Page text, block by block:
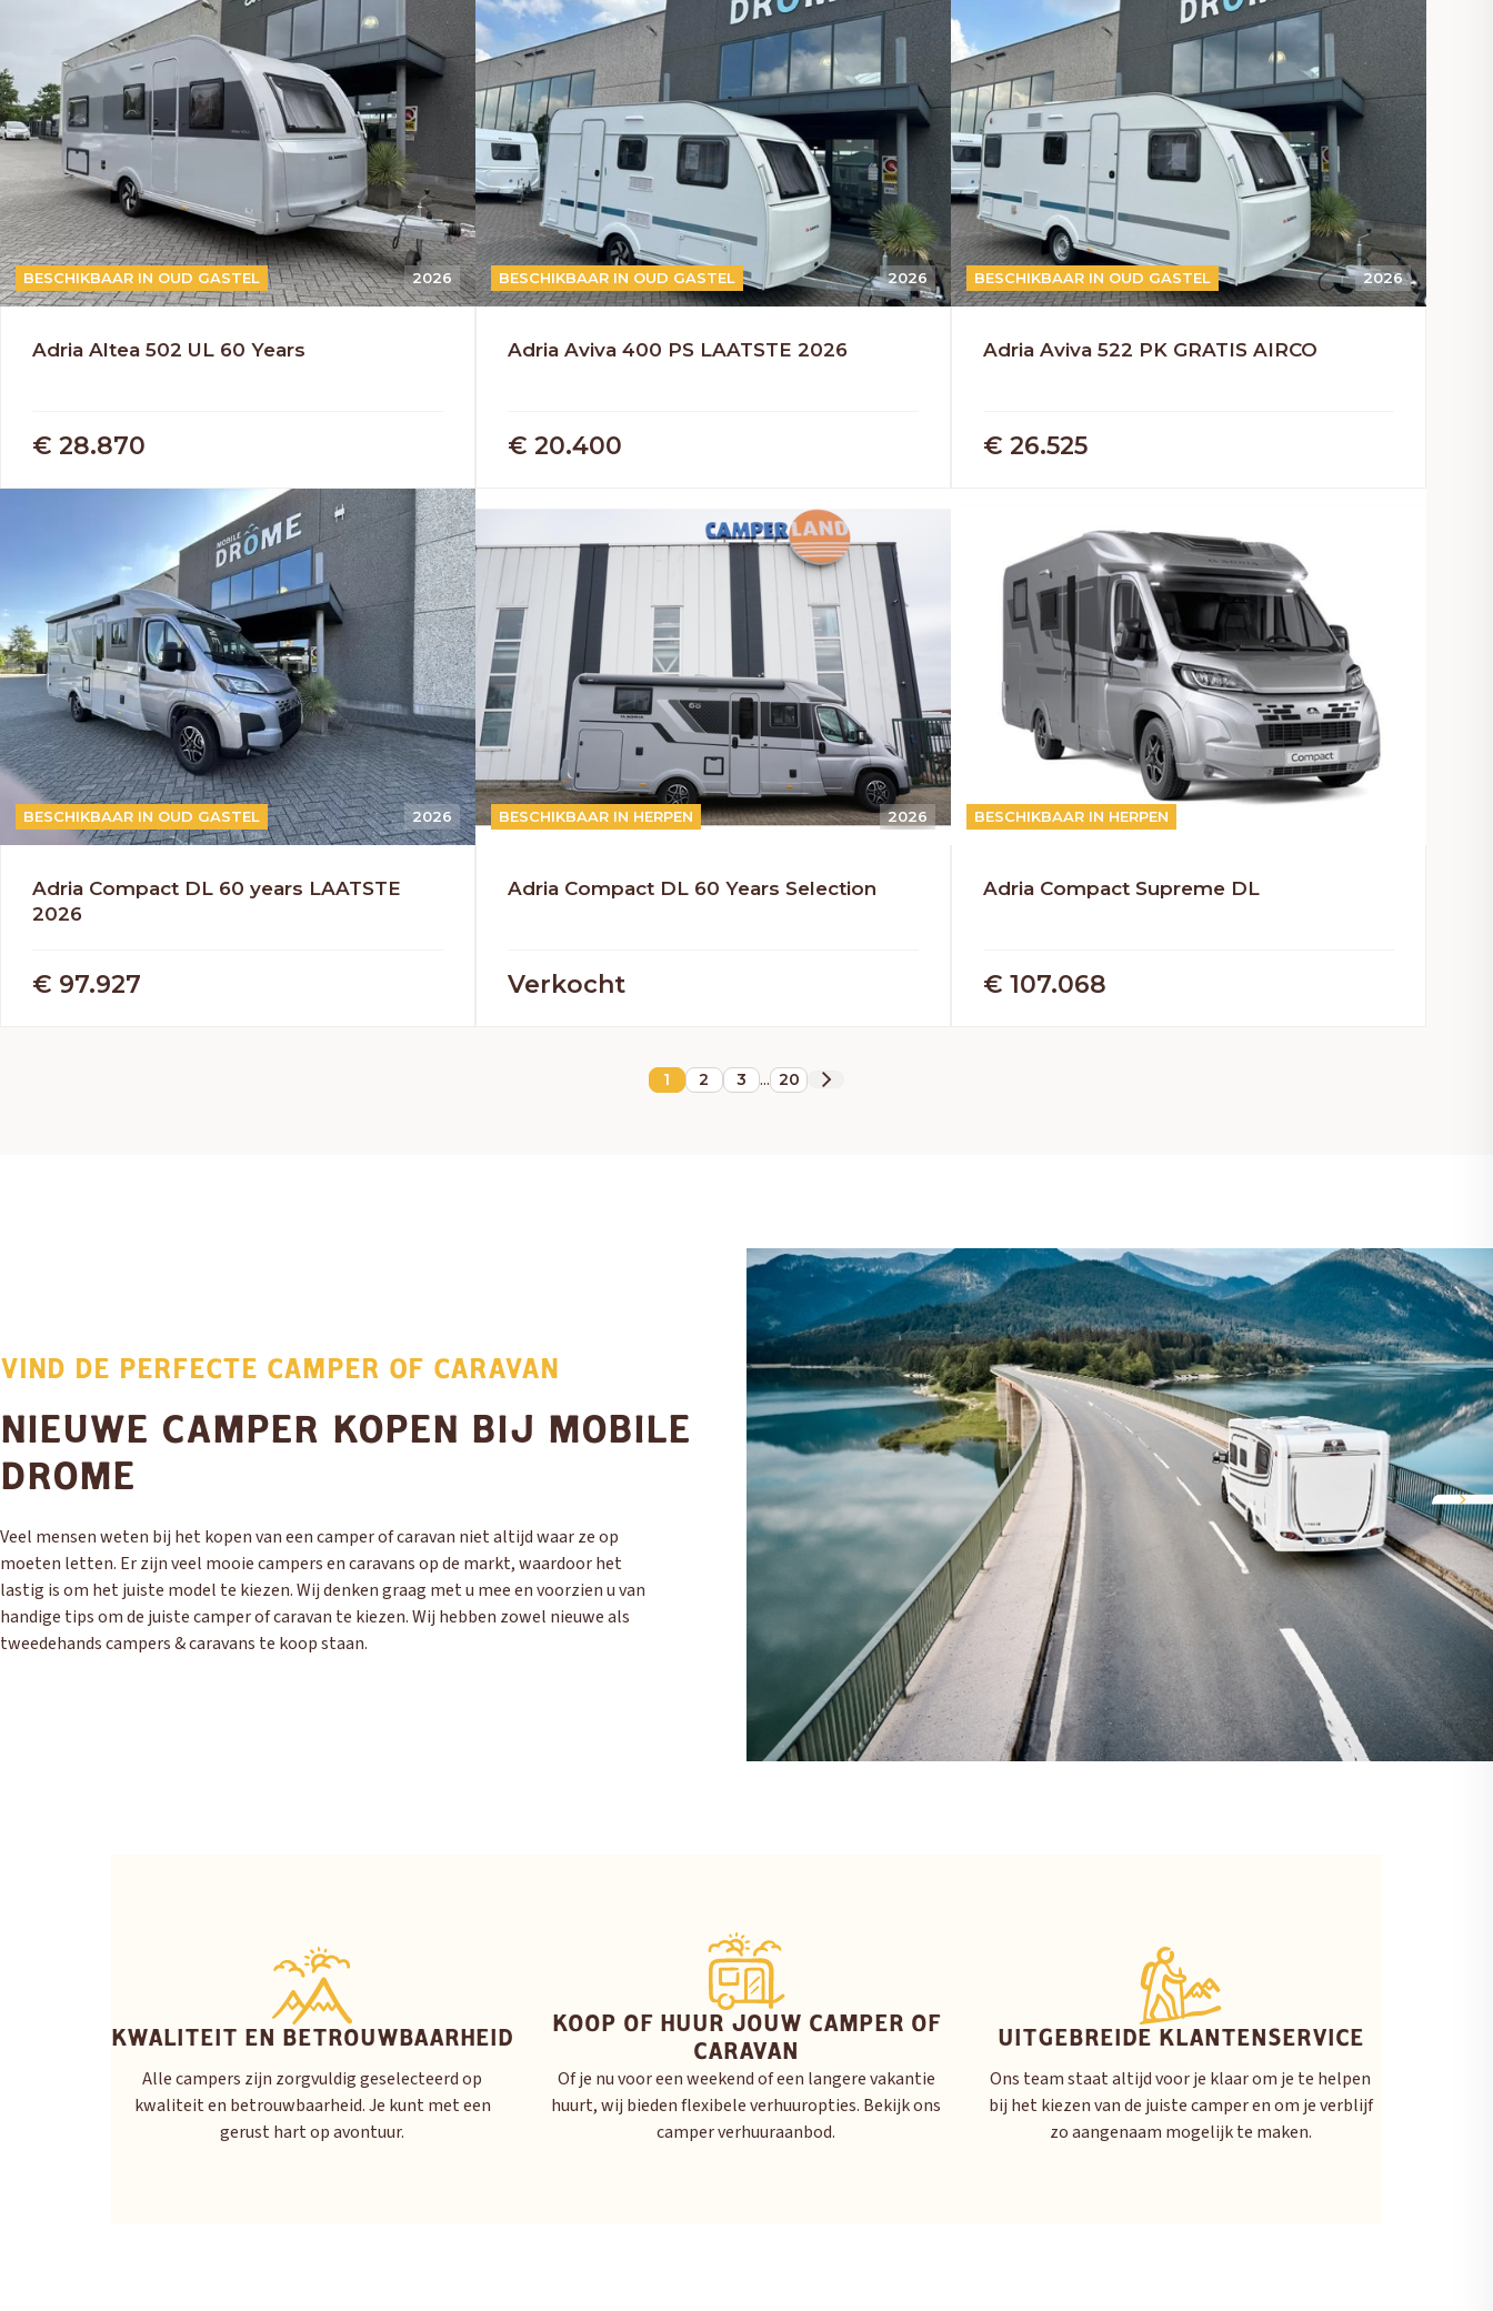
2026
BESCHIKBAAR IN OUD GASTEL
Adria Altea 502 UL 60 Years
€ 28.870
2026
BESCHIKBAAR IN OUD GASTEL
Adria Aviva 400 PS LAATSTE 2026
€ 20.400
2026
BESCHIKBAAR IN OUD GASTEL
Adria Aviva 522 PK GRATIS AIRCO
€ 26.525
AUTOMAAT 2026
BESCHIKBAAR IN OUD GASTEL
Adria Compact DL 60 years LAATSTE
2026
€ 97.927
AUTOMAAT 2026
BESCHIKBAAR IN HERPEN
Adria Compact DL 60 Years Selection
Verkocht
AUTOMAAT
BESCHIKBAAR IN HERPEN
Adria Compact Supreme DL
€ 107.068
1 2 3 ... 20
VIND DE PERFECTE CAMPER OF CARAVAN
NIEUWE CAMPER KOPEN BIJ MOBILE
DROME
Veel mensen weten bij het kopen van een camper of caravan niet altijd waar ze op
moeten letten. Er zijn veel mooie campers en caravans op de markt, waardoor het
lastig is om het juiste model te kiezen. Wij denken graag met u mee en voorzien u van
handige tips om de juiste camper of caravan te kiezen. Wij hebben zowel nieuwe als
tweedehands campers & caravans te koop staan.
KWALITEIT EN BETROUWBAARHEID
Alle campers zijn zorgvuldig geselecteerd op
kwaliteit en betrouwbaarheid. Je kunt met een
gerust hart op avontuur.
KOOP OF HUUR JOUW CAMPER OF
CARAVAN
Of je nu voor een weekend of een langere vakantie
huurt, wij bieden flexibele verhuuropties. Bekijk ons
camper verhuuraanbod.
UITGEBREIDE KLANTENSERVICE
Ons team staat altijd voor je klaar om je te helpen
bij het kiezen van de juiste camper en om je verblijf
zo aangenaam mogelijk te maken.
OUD GASTEL
AdriaEriba HymerKnaus
AdriaBürstnerCaravelair Easy CaravanningEura Mobil